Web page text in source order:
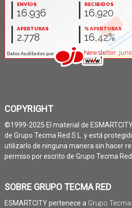
COPYRIGHT
©1999-2025 El material de
de Grupo Tecma Red S.L. y está
utilizarlo de ninguna manera sin hacer
permiso por escrito de Grupo Tecma Red
SOBRE GRUPO TECMA RED
ESMARTCITY pertenece a Grupo Tecma